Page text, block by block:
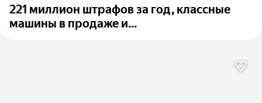
221 миллион штрафов за год, классные
машины в продаже и...